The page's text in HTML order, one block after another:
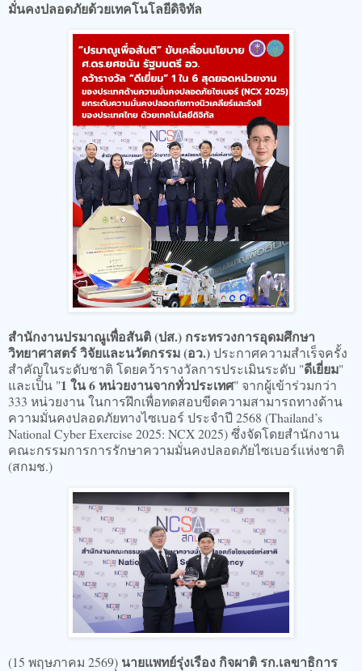
มั่นคงปลอดภัยด้วยเทคโนโลยีดิจิทัล
สำนักงานปรมาณูเพื่อสันติ (ปส.) กระทรวงการอุดมศึกษา
วิทยาศาสตร์ วิจัยและนวัตกรรม (อว.) ประกาศความสำเร็จครั้ง
สำคัญในระดับชาติ โดยคว้ารางวัลการประเมินระดับ "ดีเยี่ยม"
และเป็น "1 ใน 6 หน่วยงานจากทั่วประเทศ" จากผู้เข้าร่วมกว่า
333 หน่วยงาน ในการฝึกเพื่อทดสอบขีดความสามารถทางด้าน
ความมั่นคงปลอดภัยทางไซเบอร์ ประจำปี 2568 (Thailand’s
National Cyber Exercise 2025: NCX 2025) ซึ่งจัดโดยสำนักงาน
คณะกรรมการการรักษาความมั่นคงปลอดภัยไซเบอร์แห่งชาติ
(สกมช.)
(15 พฤษภาคม 2569) นายแพทย์รุ่งเรือง กิจผาติ รก.เลขาธิการ